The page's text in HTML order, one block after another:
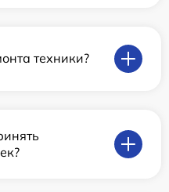
техники?